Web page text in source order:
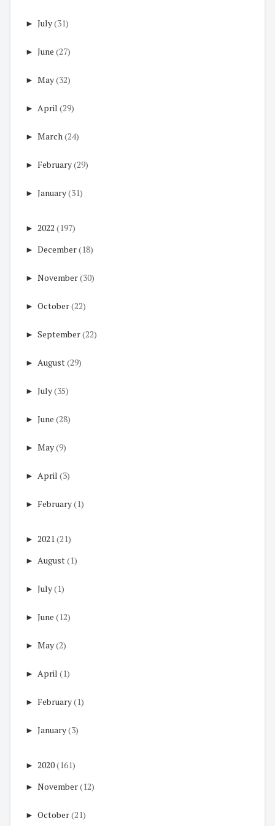
► July(31)
► June (27)
► May(32)
► April (29)
► March(24)
► February(29)
► January(31)
► 2022 (197)
► December(18)
► November(30)
► October(22)
► September(22)
► August(29)
► July(35)
► June (28)
► May(9)
► April (3)
► February(1)
► 2021(21)
► August(1)
► July(1)
► June (12)
► May(2)
► April (1)
► February(1)
► January(3)
► 2020(161)
► November(12)
► October(21)